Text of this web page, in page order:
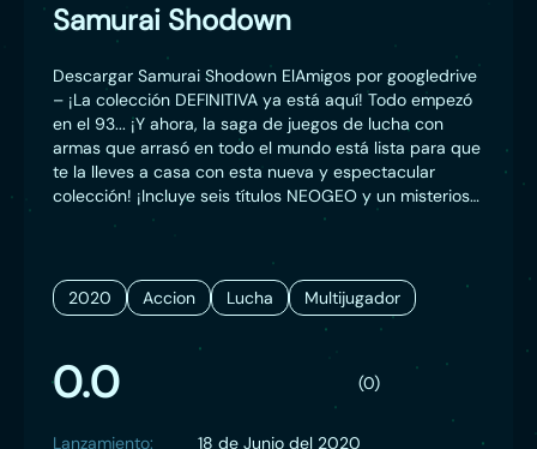
Samurai Shodown
Descargar Samurai Shodown ElAmigos por googledrive
– ¡La colección DEFINITIVA ya está aquí! Todo empezó
en el 93... ¡Y ahora, la saga de juegos de lucha con
armas que arrasó en todo el mundo está lista para que
te la lleves a casa con esta nueva y espectacular
colección! ¡Incluye seis títulos NEOGEO y un misterioso
juego inédito! Cada juego incluye modos Online VS
música. ¡Esta colección es un imprescindible para
todos los fans de SAMURAI SHODOWN de todo el
mundo!
2020 Accion Lucha Multijugador
0.0 (0)
Lanzamiento:
18 de Junio del 2020